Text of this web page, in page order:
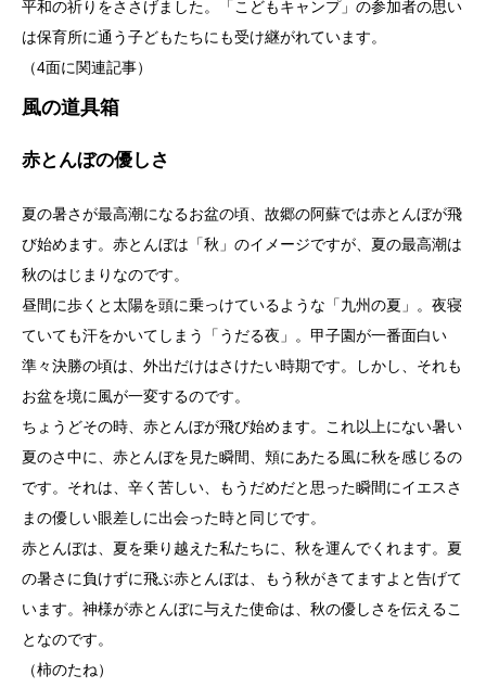
平和の祈りをささげました。「こどもキャンプ」の参加者の思い
は保育所に通う子どもたちにも受け継がれています。
（4面に関連記事）
風の道具箱
赤とんぼの優しさ
夏の暑さが最高潮になるお盆の頃、故郷の阿蘇では赤とんぼが飛
び始めます。赤とんぼは「秋」のイメージですが、夏の最高潮は
秋のはじまりなのです。
昼間に歩くと太陽を頭に乗っけているような「九州の夏」。夜寝
ていても汗をかいてしまう「うだる夜」。甲子園が一番面白い
準々決勝の頃は、外出だけはさけたい時期です。しかし、それも
お盆を境に風が一変するのです。
ちょうどその時、赤とんぼが飛び始めます。これ以上にない暑い
夏のさ中に、赤とんぼを見た瞬間、頬にあたる風に秋を感じるの
です。それは、辛く苦しい、もうだめだと思った瞬間にイエスさ
まの優しい眼差しに出会った時と同じです。
赤とんぼは、夏を乗り越えた私たちに、秋を運んでくれます。夏
の暑さに負けずに飛ぶ赤とんぼは、もう秋がきてますよと告げて
います。神様が赤とんぼに与えた使命は、秋の優しさを伝えるこ
となのです。
（柿のたね）